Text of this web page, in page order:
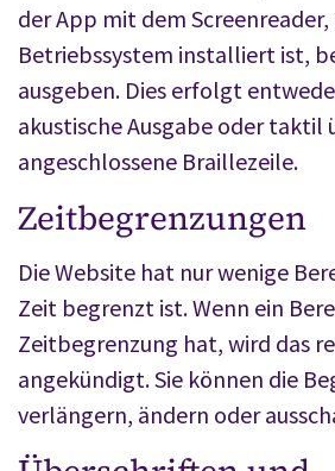
der App mit dem
Betriebssystem installiert ist,
ausgeben. Dies erfolgt
akustische Ausgabe oder taktil
angeschlossene Braillezeile.
Zeitbegrenzungen
Die Website hat nur wenige
Zeit begrenzt ist. Wenn ein
Zeitbegrenzung hat, wird das
angekündigt. Sie können die
verlängern, ändern oder